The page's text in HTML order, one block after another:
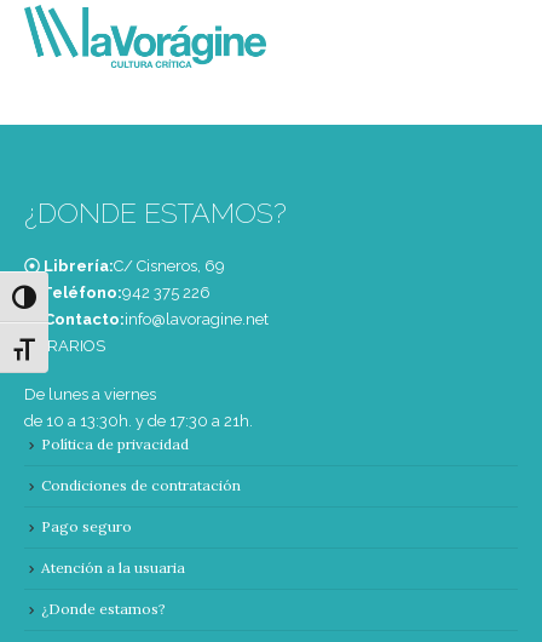
Alternar alto contraste
Alternar tamaño de letra
¿DONDE ESTAMOS?
Librería:C/ Cisneros, 69
Teléfono:‭942 375 226‬
Contacto:info@lavoragine.net
HORARIOS
De lunes a viernes
de 10 a 13:30h. y de 17:30 a 21h.
Política de privacidad
Condiciones de contratación
Pago seguro
Atención a la usuaria
¿Donde estamos?